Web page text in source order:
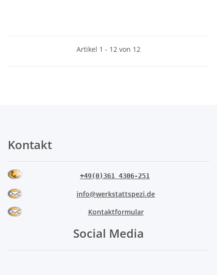
Artikel 1 - 12 von 12
Kontakt
+49(0)361 4306-251
info@werkstattspezi.de
Kontaktformular
Social Media